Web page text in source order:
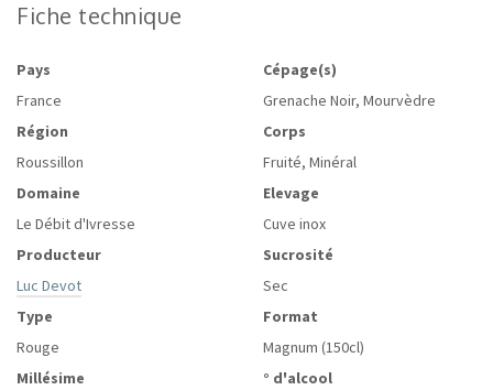
Fiche technique
Pays
France
Région
Roussillon
Domaine
Le Débit d'Ivresse
Producteur
Luc Devot
Type
Rouge
Millésime
Cépage(s)
Grenache Noir, Mourvèdre
Corps
Fruité, Minéral
Elevage
Cuve inox
Sucrosité
Sec
Format
Magnum (150cl)
° d'alcool